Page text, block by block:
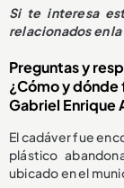
Si te interesa
relacionados en
Preguntas y
¿Cómo y
Gabriel Enrique
El cadáver fue
plástico
ubicado en el